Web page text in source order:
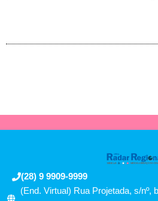
(28) 9 9909-9999
(End. Virtual) Rua Projetada, s/nº,